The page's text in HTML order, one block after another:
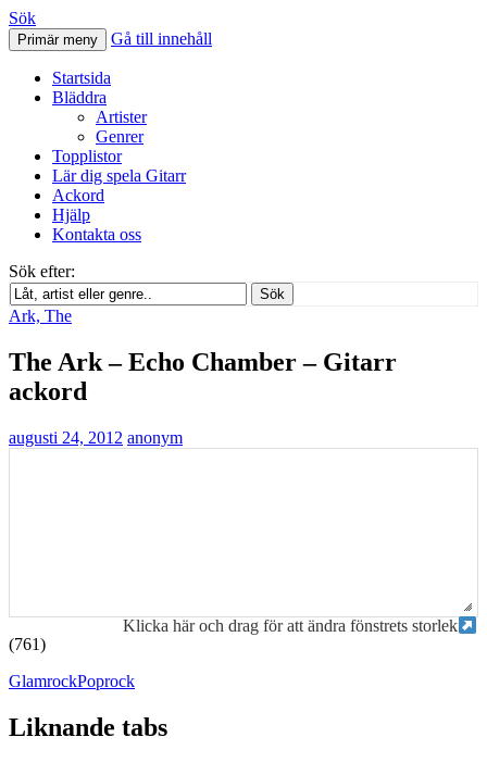
Svenskatabs.se
Sök
Primär meny Gå till innehåll
Startsida
Bläddra
Artister
Genrer
Topplistor
Lär dig spela Gitarr
Ackord
Hjälp
Kontakta oss
Sök efter:
Sök
Ark, The
The Ark – Echo Chamber – Gitarr
ackord
augusti 24, 2012 anonym
Klicka här och drag för att ändra fönstrets storlek
(761)
GlamrockPoprock
Liknande tabs